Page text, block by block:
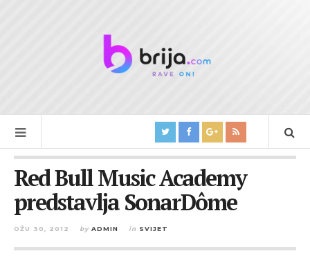
Red Bull Music Academy
predstavlja SonarDôme
OŽU 30, 2012 by ADMIN in SVIJET